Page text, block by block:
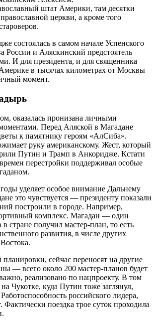
штат Америки, там десятки
церкви, а кроме того
состоялась в самом начале Успенского
России и Аляскинский предстоятель
И для президента, и для священника
в тысячах километрах от Москвы
момент.
оказалась пронизана личными
Перед Аляской в Магадане
к памятнику героям «АлСиба».
руку американскому. Жест, который
Путин и Трамп в Анкоридже. Кстати
перестройки поддерживал особые
уделяет особое внимание Дальнему
это чувствуется — президенту показали
построили в городе. Например,
комплекс. Магадан — один
стране получил мастер-план, то есть
развития, в числе других
сейчас переносят на другие
— всего около 200 мастер-планов будет
реализовано по нацпроекту. В том
Чукотке, куда Путин тоже заглянул,
российского лидера,
Фактически поездка трое суток проходила